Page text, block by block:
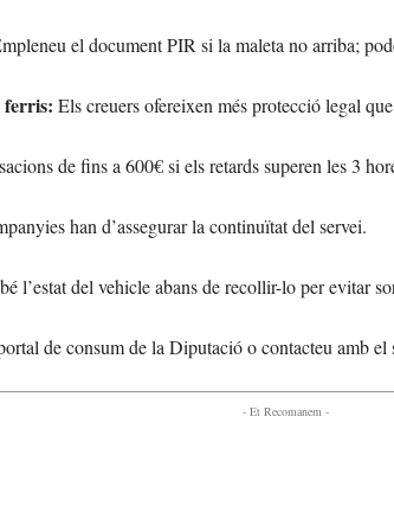
el document PIR si la maleta no arriba;
ferris: Els creuers ofereixen més protecció legal
de fins a 600€ si els retards superen les 3
han d’assegurar la continuïtat del servei.
l’estat del vehicle abans de recollir-lo per evitar
de consum de la Diputació o contacteu amb
- Et Recomanem -